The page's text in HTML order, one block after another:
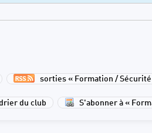
sorties « Formation / Sécurité
du club S'abonner à «